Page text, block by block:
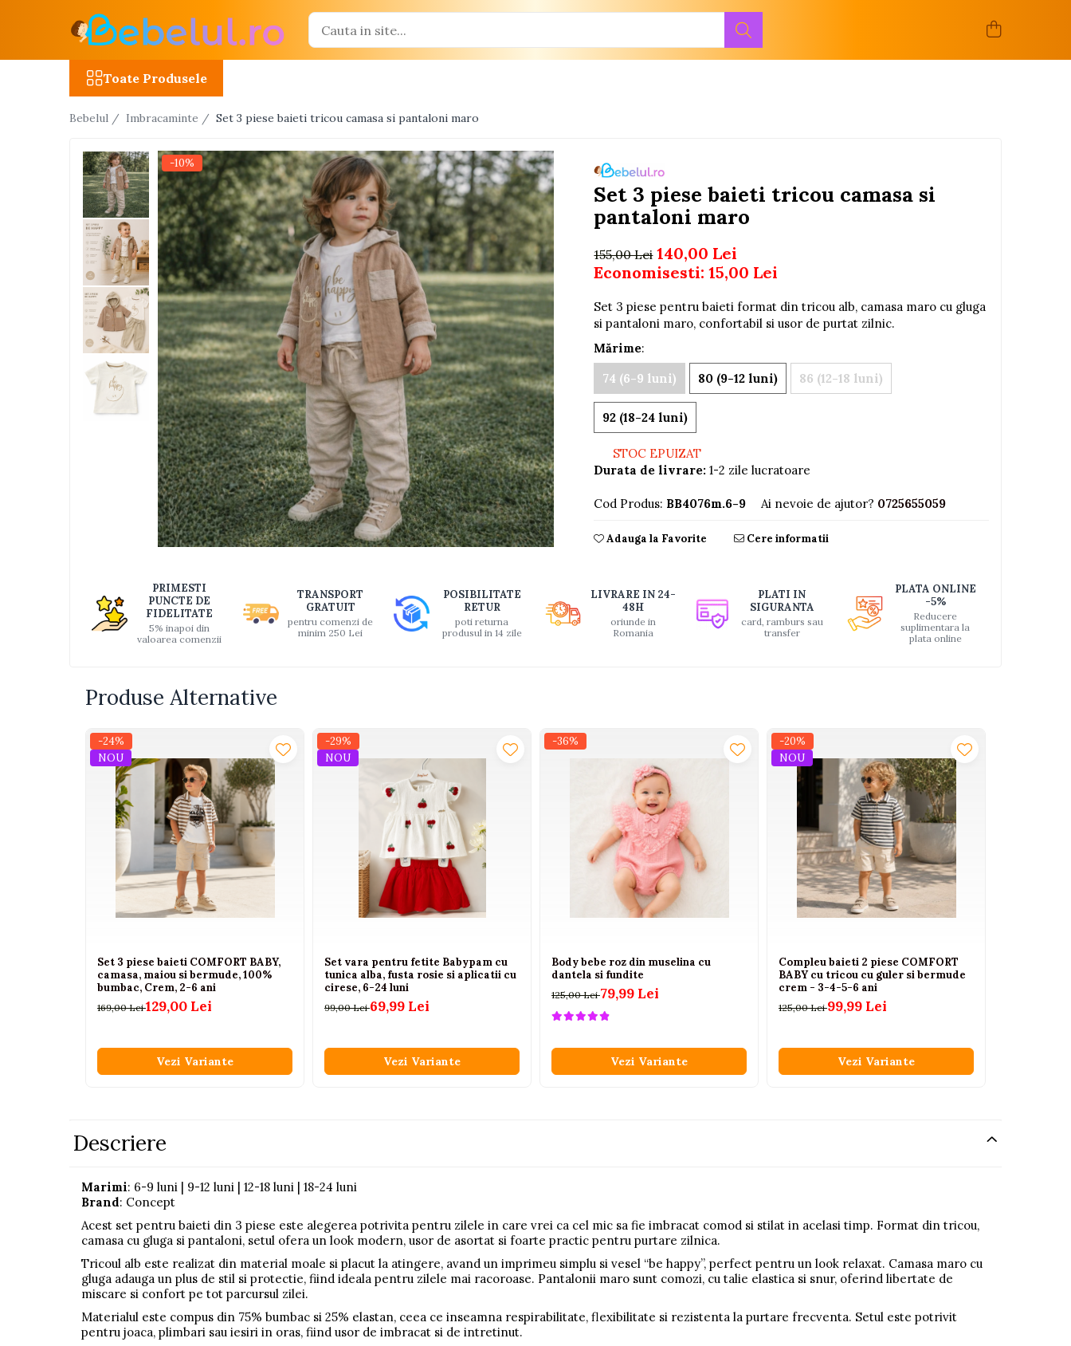
Masinute R/C
Avioane si elicoptere R/C
Camioane R/C
Motociclete R/C
Utilaje constructii R/C
Jucarii bebelusi
Interactive, educative si muzicale
Saltelute si centre de activitati
Table desen copii
Caluti balansoar
Blocuri de constructie
Electrocasnice si bucatarii
Jocuri de indemanare
Jocuri sportive
Jucarii educative din lemn
Proiectoare
Set Avioane si submarine
Seturi de rufe
Trenuri cu sine
Vehicule de constructii
Toate Produsele
Bebelul / Imbracaminte / Set 3 piese baieti tricou camasa si pantaloni maro
Set 3 piese baieti tricou camasa si
pantaloni maro
-10%
Facebook
155,00 Lei 140,00 Lei
Economisesti:15,00 Lei
Set 3 piese pentru baieti format din tricou alb, camasa maro cu gluga
si pantaloni maro, confortabil si usor de purtat zilnic.
Mărime:
74 (6-9 luni)
80 (9-12 luni) 86 (12-18 luni)
92 (18-24 luni)
STOC EPUIZAT
Durata de livrare: 1-2 zile lucratoare
Cod Produs: BB4076m.6-9 Ai nevoie de ajutor? 0725655059
Adauga la Favorite Cere informatii
PRIMESTI
PUNCTE DE
FIDELITATE
5% inapoi din
valoarea comenzii
TRANSPORT
GRATUIT
pentru comenzi de
minim 250 Lei
POSIBILITATE
RETUR
poti returna
produsul in 14 zile
LIVRARE IN 24-
48H
oriunde in
Romania
PLATI IN
SIGURANTA
card, ramburs sau
transfer
PLATA ONLINE
-5%
Reducere
suplimentara la
plata online
Produse Alternative
-24%
NOU
Set 3 piese baieti COMFORT BABY,
camasa, maiou si bermude, 100%
bumbac, Crem, 2-6 ani
169,00 Lei129,00 Lei
Vezi Variante
-29%
NOU
Set vara pentru fetite Babypam cu
tunica alba, fusta rosie si aplicatii cu
cirese, 6-24 luni
99,00 Lei69,99 Lei
Vezi Variante
-36%
Body bebe roz din muselina cu
dantela si fundite
125,00 Lei79,99 Lei
Vezi Variante
-20%
NOU
Compleu baieti 2 piese COMFORT
BABY cu tricou cu guler si bermude
crem - 3-4-5-6 ani
125,00 Lei99,99 Lei
Vezi Variante
Descriere
Marimi: 6-9 luni | 9-12 luni | 12-18 luni | 18-24 luni
Brand: Concept
Acest set pentru baieti din 3 piese este alegerea potrivita pentru zilele in care vrei ca cel mic sa fie imbracat comod si stilat in acelasi timp. Format din tricou,
camasa cu gluga si pantaloni, setul ofera un look modern, usor de asortat si foarte practic pentru purtare zilnica.
Tricoul alb este realizat din material moale si placut la atingere, avand un imprimeu simplu si vesel “be happy”, perfect pentru un look relaxat. Camasa maro cu
gluga adauga un plus de stil si protectie, fiind ideala pentru zilele mai racoroase. Pantalonii maro sunt comozi, cu talie elastica si snur, oferind libertate de
miscare si confort pe tot parcursul zilei.
Materialul este compus din 75% bumbac si 25% elastan, ceea ce inseamna respirabilitate, flexibilitate si rezistenta la purtare frecventa. Setul este potrivit
pentru joaca, plimbari sau iesiri in oras, fiind usor de imbracat si de intretinut.